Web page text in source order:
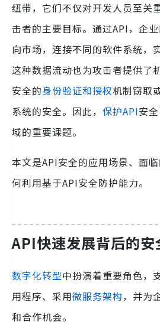
纽带，它们不仅对开发人员至关
击者的主要目标。通过API，企
向市场，连接不同的软件系统，
这种数据流动也为攻击者提供了
安全的身份验证和授权机制窃取
系统的安全。因此， 保护API安
域的重要课题。
本文是API安全的应用场景、面
何利用基于API安全防护能力。
API快速发展背后的安
数字化转型中扮演着重要角色，
用程序、采用微服务架构，并为
和合作机会。